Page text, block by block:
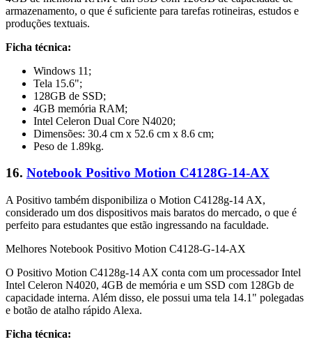
armazenamento, o que é suficiente para tarefas rotineiras, estudos e
produções textuais.
Ficha técnica:
Windows 11;
Tela 15.6";
128GB de SSD;
4GB memória RAM;
Intel Celeron Dual Core N4020;
Dimensões: 30.4 cm x 52.6 cm x 8.6 cm;
Peso de 1.89kg.
16. Notebook Positivo Motion ‎C4128G-14-AX
A Positivo também disponibiliza o Motion C4128g-14 AX,
considerado um dos dispositivos mais baratos do mercado, o que é
perfeito para estudantes que estão ingressando na faculdade.
Melhores Notebook Positivo Motion C4128-G-14-AX
O Positivo Motion C4128g-14 AX conta com um processador Intel
Intel Celeron N4020, 4GB de memória e um SSD com 128Gb de
capacidade interna. Além disso, ele possui uma tela 14.1" polegadas
e botão de atalho rápido Alexa.
Ficha técnica: